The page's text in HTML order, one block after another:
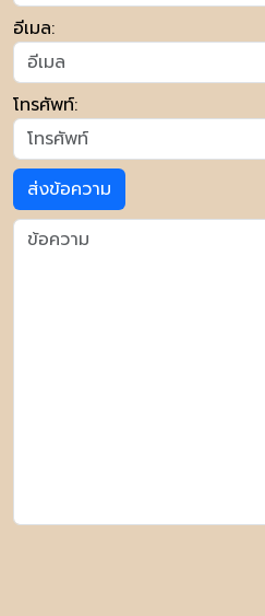
อีเมล:
โทรศัพท์:
ส่งข้อความ